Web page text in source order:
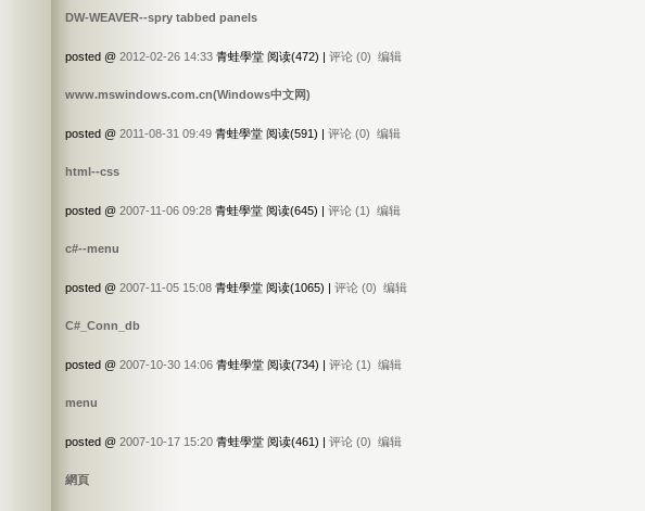
DW-WEAVER--spry tabbed panels
posted @ 2012-02-26 14:33 青蛙學堂 阅读(472) | 评论 (0) 编辑
www.mswindows.com.cn(Windows中文网)
posted @ 2011-08-31 09:49 青蛙學堂 阅读(591) | 评论 (0) 编辑
html--css
posted @ 2007-11-06 09:28 青蛙學堂 阅读(645) | 评论 (1) 编辑
c#--menu
posted @ 2007-11-05 15:08 青蛙學堂 阅读(1065) | 评论 (0) 编辑
C#_Conn_db
posted @ 2007-10-30 14:06 青蛙學堂 阅读(734) | 评论 (1) 编辑
menu
posted @ 2007-10-17 15:20 青蛙學堂 阅读(461) | 评论 (0) 编辑
網頁